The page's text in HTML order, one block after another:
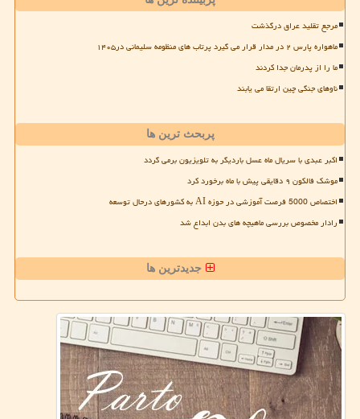
مرجع تقلید عراق درگذشت
ماهواره پارس ۲ در مدار قرار می گیرد پرتاب های منظومه سلیمانی در۱۴۰۵
ما را از پدرمان جدا کردند
ناوهای جنگی چین ارتقا می یابند
پربحث ترین ها
اکبر عبدی با سریال ماه عسل باردیگر به تلویزیون برمی گردد
موشک فالکون ۹ دقایقی پیش با ماه برخورد کرد
اختصاص 5000 فرصت آموزشی در حوزه AI به کشورهای درحال توسعه
رادار مخصوص بررسی ماهیچه های بدن ابداع شد
جدیدترین ها